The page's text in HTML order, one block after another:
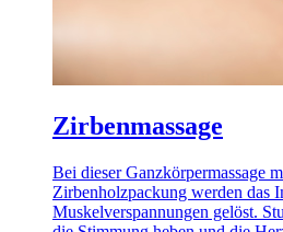
Zirbenmassage
Bei dieser Ganzkörpermassage
Zirbenholzpackung werden das
Muskelverspannungen gelöst.